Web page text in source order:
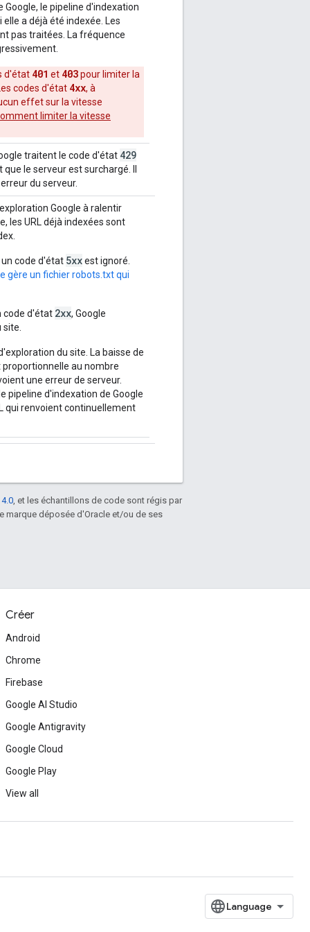
Google, le pipeline d'indexation
a déjà été indexée. Les
pas traitées. La fréquence
d'état 401 et 403pour limiter la
codes d'état 4xx, à
effet sur la vitesse
limiter la vitesse
traitent le code d'état 429
le serveur est surchargé. Il
du serveur.
Google à ralentir
les URL déjà indexées sont
un code d'état 5xxest ignoré.
gère un fichier robots.txt qui
code d'état 2xx, Google
du site. La baisse de
au nombre
une erreur de serveur.
pipeline d'indexation de Google
qui renvoient continuellement
, et les échantillons de code sont régis par
marque déposée d'Oracle et/ou de ses
Créer
Android
Chrome
Firebase
Google AI Studio
Google Antigravity
Google Cloud
Google Play
View all